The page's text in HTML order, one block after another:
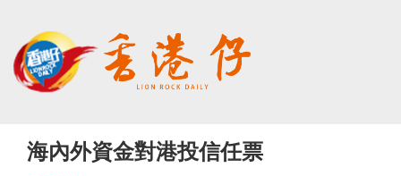
海內外資金對港投信任票